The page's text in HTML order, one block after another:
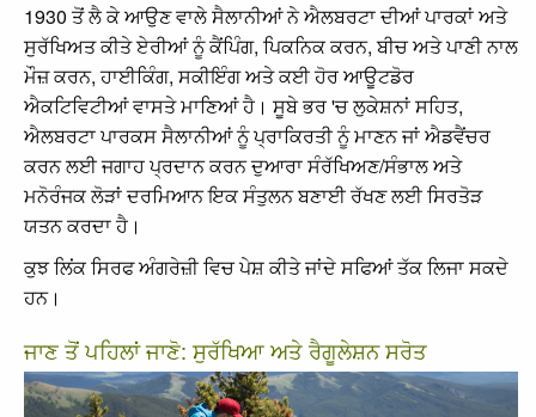
1930 ਤੋਂ ਲੈ ਕੇ ਆਉਣ ਵਾਲੇ ਸੈਲਾਨੀਆਂ ਨੇ ਐਲਬਰਟਾ ਦੀਆਂ ਪਾਰਕਾਂ ਅਤੇ
ਸੁਰੱਖਿਅਤ ਕੀਤੇ ਏਰੀਆਂ ਨੂੰ ਕੈਂਪਿੰਗ, ਪਿਕਨਿਕ ਕਰਨ, ਬੀਚ ਅਤੇ ਪਾਣੀ ਨਾਲ
ਮੌਜ਼ ਕਰਨ, ਹਾਈਕਿੰਗ, ਸਕੀਇੰਗ ਅਤੇ ਕਈ ਹੋਰ ਆਊਟਡੋਰ
ਐਕਟਿਵਿਟੀਆਂ ਵਾਸਤੇ ਮਾਣਿਆਂ ਹੈ। ਸੂਬੇ ਭਰ 'ਚ ਲੁਕੇਸ਼ਨਾਂ ਸਹਿਤ,
ਐਲਬਰਟਾ ਪਾਰਕਸ ਸੈਲਾਨੀਆਂ ਨੂੰ ਪ੍ਰਾਕਿਰਤੀ ਨੂੰ ਮਾਣਨ ਜਾਂ ਐਡਵੈਂਚਰ
ਕਰਨ ਲਈ ਜਗਾਹ ਪ੍ਰਦਾਨ ਕਰਨ ਦੁਆਰਾ ਸੰਰੱਖਿਅਣ/ਸੰਭਾਲ ਅਤੇ
ਮਨੋਰੰਜਕ ਲੋੜਾਂ ਦਰਮਿਆਨ ਇਕ ਸੰਤੁਲਨ ਬਣਾਈ ਰੱਖਣ ਲਈ ਸਿਰਤੋੜ
ਯਤਨ ਕਰਦਾ ਹੈ।
ਕੁਝ ਲਿਂਕ ਸਿਰਫ ਅੰਗਰੇਜ਼ੀ ਵਿਚ ਪੇਸ਼ ਕੀਤੇ ਜਾਂਦੇ ਸਫਿਆਂ ਤੱਕ ਲਿਜਾ ਸਕਦੇ
ਹਨ।
ਜਾਣ ਤੋਂ ਪਹਿਲਾਂ ਜਾਣੋ: ਸੁਰੱਖਿਆ ਅਤੇ ਰੈਗੂਲੇਸ਼ਨ ਸਰੋਤ